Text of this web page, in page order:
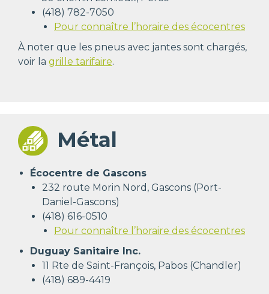
(418) 782-7050
Pour connaître l’horaire des écocentres
À noter que les pneus avec jantes sont chargés,
voir la grille tarifaire.
Métal
Écocentre de Gascons
232 route Morin Nord, Gascons (Port-
Daniel-Gascons)
(418) 616-0510
Pour connaître l’horaire des écocentres
Duguay Sanitaire Inc.
11 Rte de Saint-François, Pabos (Chandler)
(418) 689-4419